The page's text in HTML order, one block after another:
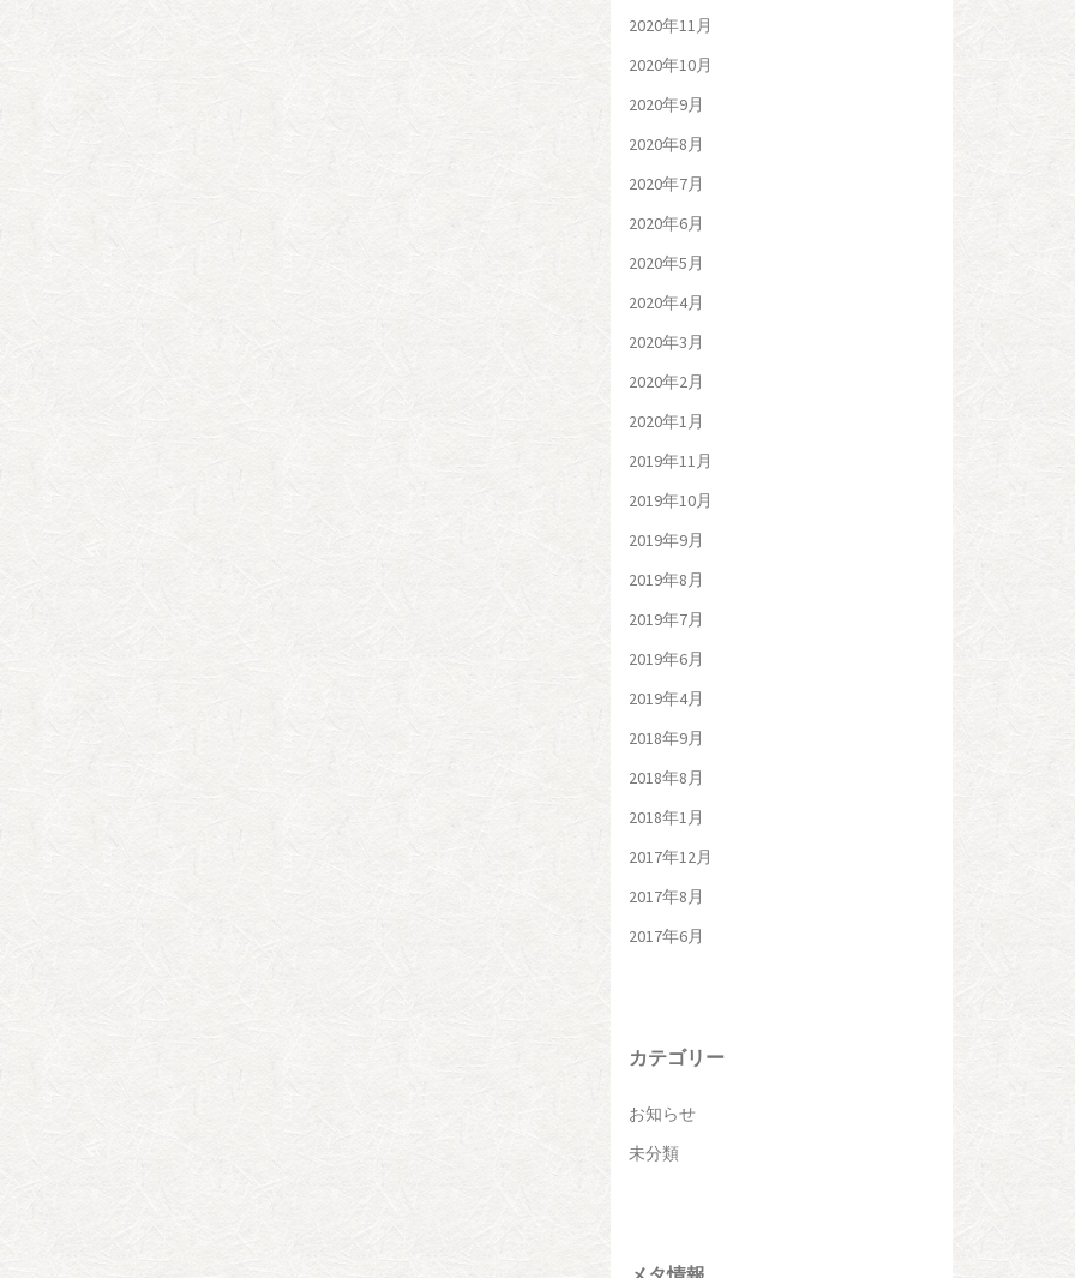
2020年11月
2020年10月
2020年9月
2020年8月
2020年7月
2020年6月
2020年5月
2020年4月
2020年3月
2020年2月
2020年1月
2019年11月
2019年10月
2019年9月
2019年8月
2019年7月
2019年6月
2019年4月
2018年9月
2018年8月
2018年1月
2017年12月
2017年8月
2017年6月
カテゴリー
お知らせ
未分類